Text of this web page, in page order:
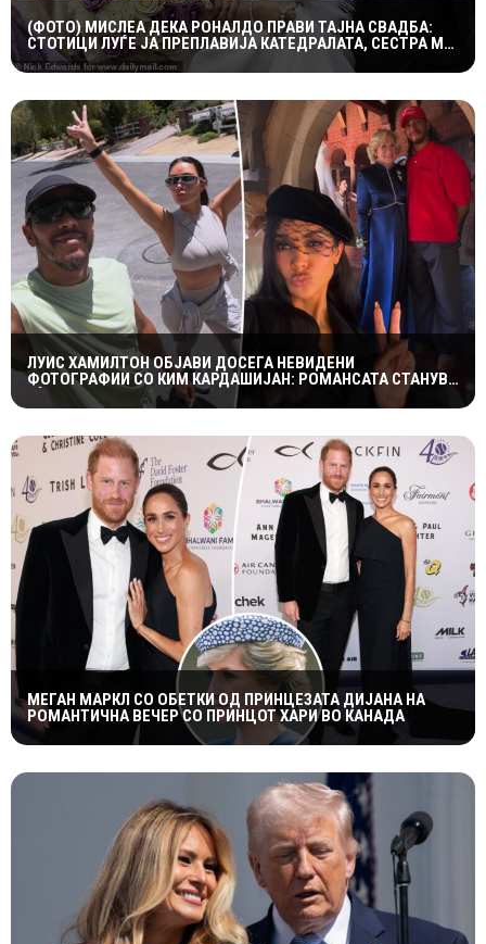
(ФОТО) МИСЛЕА ДЕКА РОНАЛДО ПРАВИ ТАЈНА СВАДБА:
СТОТИЦИ ЛУЃЕ ЈА ПРЕПЛАВИЈА КАТЕДРАЛАТА, СЕСТРА МУ
ОСТРО РЕАГИРАШЕ
ЛУИС ХАМИЛТОН ОБЈАВИ ДОСЕГА НЕВИДЕНИ
ФОТОГРАФИИ СО КИМ КАРДАШИЈАН: РОМАНСАТА СТАНУВА
СÈ ПОСЕРИОЗНА
МЕГАН МАРКЛ СО ОБЕТКИ ОД ПРИНЦЕЗАТА ДИЈАНА НА
РОМАНТИЧНА ВЕЧЕР СО ПРИНЦОТ ХАРИ ВО КАНАДА